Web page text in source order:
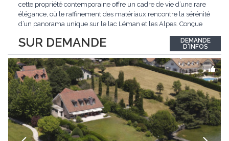
SUR DEMANDE
cette propriété contemporaine offre un cadre de vie d’une rare
élégance, où le raffinement des matériaux rencontre la sérénité
d’un panorama unique sur le lac Léman et les Alpes. Conçue
distingue par ses espaces généreux et son atmosphère
résolument harmonieuse. Caractéristiques...
DEMANDE
D'INFOS